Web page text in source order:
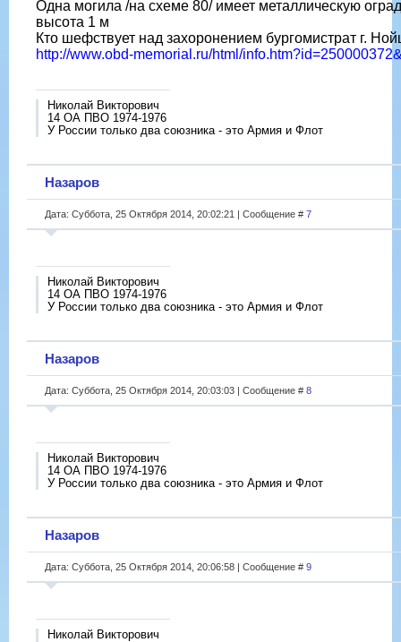
Одна могила /на схеме 80/ имеет металлическую
высота 1 м
Кто шефствует над захоронением бургомистрат г.
http://www.obd-memorial.ru/html/
Николай Викторович
14 ОА ПВО 1974-1976
У России только два союзника - это Армия и Флот
Назаров
Дата: Суббота, 25 Октября 2014, 20:02:21 | Сообщение # 7
Николай Викторович
14 ОА ПВО 1974-1976
У России только два союзника - это Армия и Флот
Назаров
Дата: Суббота, 25 Октября 2014, 20:03:03 | Сообщение # 8
Николай Викторович
14 ОА ПВО 1974-1976
У России только два союзника - это Армия и Флот
Назаров
Дата: Суббота, 25 Октября 2014, 20:06:58 | Сообщение # 9
Николай Викторович